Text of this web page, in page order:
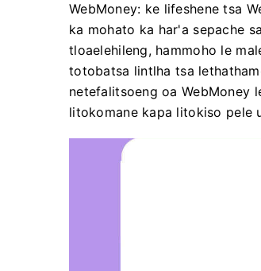
WebMoney: ke lifeshene tsa
ka mohato ka har'a sepache
tloaelehileng, hammoho le
totobatsa lintlha tsa
netefalitsoeng oa WebMoney
litokomane kapa litokiso pele